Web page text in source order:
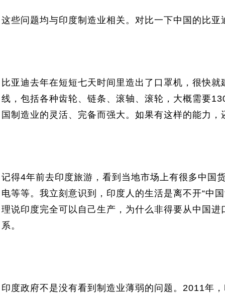
这些问题均与印度制造业相关。对比一下中国的比
比亚迪去年在短短七天时间里造出了口罩机，很快
线，包括各种齿轮、链条、滚轴、滚轮，大概需要
国制造业的灵活、完备而强大。如果有这样的能力
记得4年前去印度旅游，看到当地市场上有很多中国
电等等。我立刻意识到，印度人的生活是离不开“中
理说印度完全可以自己生产，为什么非得要从中国
系。
印度政府不是没有看到制造业薄弱的问题。2011年